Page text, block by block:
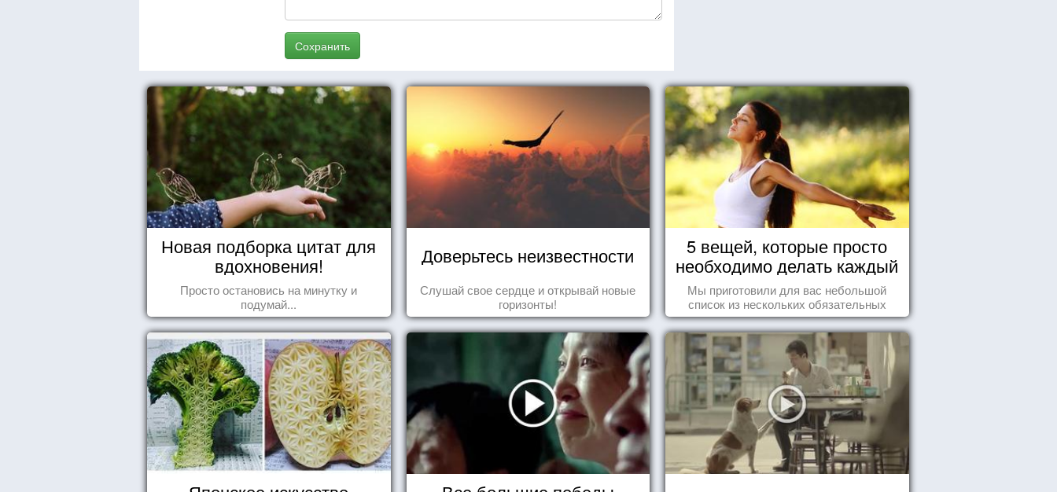
Сохранить
Новая подборка цитат для
вдохновения!
Просто остановись на минутку и
подумай...
Доверьтесь неизвестности
Слушай свое сердце и открывай новые
горизонты!
5 вещей, которые просто
необходимо делать каждый
день
Мы приготовили для вас небольшой
список из нескольких обязательных
вещей, которые должны стать частью
вашего дня.